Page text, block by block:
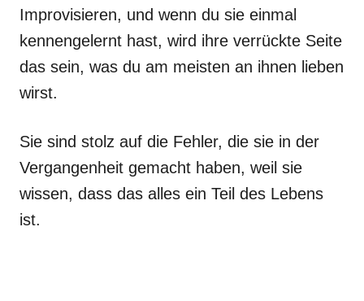
Improvisieren, und wenn du sie einmal
kennengelernt hast, wird ihre verrückte Seite
das sein, was du am meisten an ihnen lieben
wirst.
Sie sind stolz auf die Fehler, die sie in der
Vergangenheit gemacht haben, weil sie
wissen, dass das alles ein Teil des Lebens
ist.